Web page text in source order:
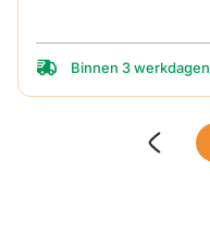
Binnen 3